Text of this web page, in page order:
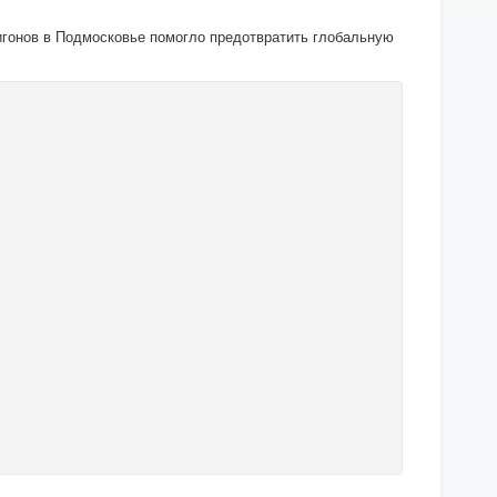
в Подмосковье помогло предотвратить глобальную